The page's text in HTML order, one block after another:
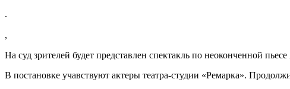
.
,
На суд зрителей будет представлен спектакль по неоконченной
В постановке учавствуют актеры театра-студии «Ремарка».